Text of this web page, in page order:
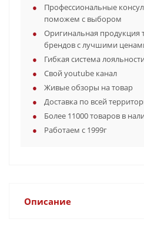
Профессиональные
поможем с выбором
Оригинальная продукция
брендов с лучшими
Гибкая система лояльности
Свой youtube канал
Живые обзоры на товар
Доставка по всей
Более 11000 товаров в
Работаем с 1999г
Описание